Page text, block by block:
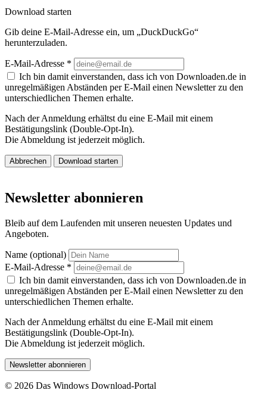
Download starten
Gib deine E-Mail-Adresse ein, um „DuckDuckGo“
herunterzuladen.
E-Mail-Adresse *
Ich bin damit einverstanden, dass ich von Downloaden.de in
unregelmäßigen Abständen per E-Mail einen Newsletter zu den
unterschiedlichen Themen erhalte.
Nach der Anmeldung erhältst du eine E-Mail mit einem
Bestätigungslink (Double-Opt-In).
Die Abmeldung ist jederzeit möglich.
Abbrechen Download starten
Newsletter abonnieren
Bleib auf dem Laufenden mit unseren neuesten Updates und
Angeboten.
Name (optional)
E-Mail-Adresse *
Ich bin damit einverstanden, dass ich von Downloaden.de in
unregelmäßigen Abständen per E-Mail einen Newsletter zu den
unterschiedlichen Themen erhalte.
Nach der Anmeldung erhältst du eine E-Mail mit einem
Bestätigungslink (Double-Opt-In).
Die Abmeldung ist jederzeit möglich.
Newsletter abonnieren
© 2026 Das Windows Download-Portal